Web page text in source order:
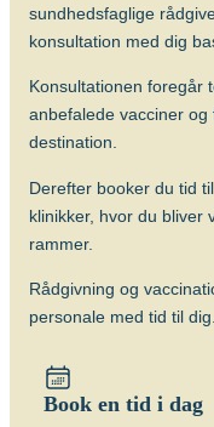
Antal doser
Vaccine til
som tages
synkes 1
Vaccine til
2 år.
sundhedsfaglige
konsultation med dig
Konsultationen foregår
anbefalede vacciner
destination.
Derefter booker du tid
klinikker, hvor du bliver
rammer.
Rådgivning og
personale med tid til dig.
Book en tid i dag